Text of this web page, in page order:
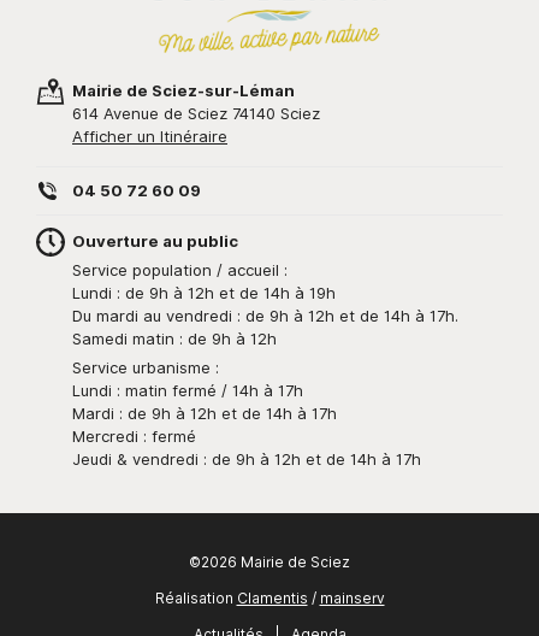
Mairie de Sciez-sur-Léman
614 Avenue de Sciez 74140 Sciez
Afficher un Itinéraire
04 50 72 60 09
Ouverture au public
Service population / accueil :
Lundi : de 9h à 12h et de 14h à 19h
Du mardi au vendredi : de 9h à 12h et de 14h à 17h.
Samedi matin : de 9h à 12h
Service urbanisme :
Lundi : matin fermé / 14h à 17h
Mardi : de 9h à 12h et de 14h à 17h
Mercredi : fermé
Jeudi & vendredi : de 9h à 12h et de 14h à 17h
©2026 Mairie de Sciez
Réalisation Clamentis / mainserv